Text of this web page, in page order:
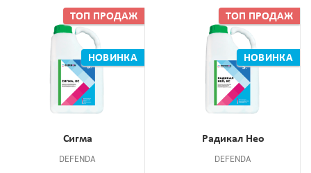
Сигма
ТОП ПРОДАЖ
НОВИНКА
DEFENDA
Радикал Нео
ТОП ПРОДАЖ
НОВИНКА
DEFENDA